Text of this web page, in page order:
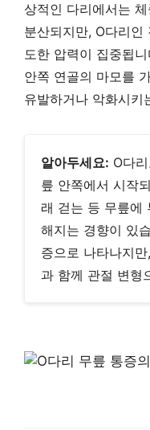
상적인 다리에서는
분산되지만, O다리
도한 압력이 집중됩
안쪽 연골의 마모를
유발하거나 악화시키
알아두세요: O다
릎 안쪽에서 시작
래 걷는 등 무릎에
해지는 경향이 있
증으로 나타나지
과 함께 관절 변형